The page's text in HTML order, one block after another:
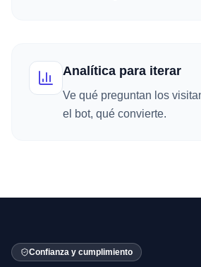
Analítica para iterar
Ve qué preguntan los
el bot, qué convierte.
Confianza y cumplimiento